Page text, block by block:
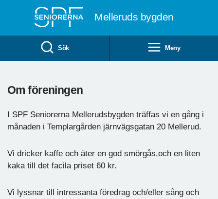
Melleruds bygden
Sök Meny
Om föreningen
I SPF Seniorerna Mellerudsbygden träffas vi en gång i
månaden i Templargården järnvägsgatan 20 Mellerud.
Vi dricker kaffe och äter en god smörgås,och en liten
kaka till det facila priset 60 kr.
Vi lyssnar till intressanta föredrag och/eller sång och